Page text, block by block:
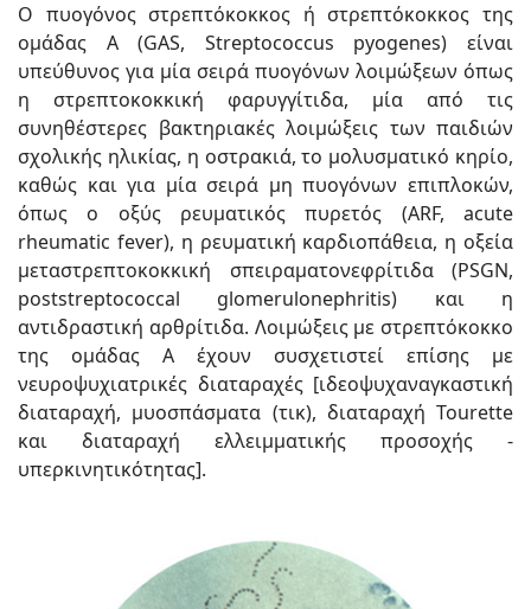
Ο πυογόνος στρεπτόκοκκος ή στρεπτόκοκκος της
ομάδας Α (GAS, Streptococcus pyogenes) είναι
υπεύθυνος για μία σειρά πυογόνων λοιμώξεων όπως
η στρεπτοκοκκική φαρυγγίτιδα, μία από τις
συνηθέστερες βακτηριακές λοιμώξεις των παιδιών
σχολικής ηλικίας, η οστρακιά, το μολυσματικό κηρίο,
καθώς και για μία σειρά μη πυογόνων επιπλοκών,
όπως ο οξύς ρευματικός πυρετός (ARF, acute
rheumatic fever), η ρευματική καρδιοπάθεια, η οξεία
μεταστρεπτοκοκκική σπειραματονεφρίτιδα (PSGN,
poststreptococcal glomerulonephritis) και η
αντιδραστική αρθρίτιδα. Λοιμώξεις με στρεπτόκοκκο
της ομάδας Α έχουν συσχετιστεί επίσης με
νευροψυχιατρικές διαταραχές [ιδεοψυχαναγκαστική
διαταραχή, μυοσπάσματα (τικ), διαταραχή Tourette
και διαταραχή ελλειμματικής προσοχής -
υπερκινητικότητας].